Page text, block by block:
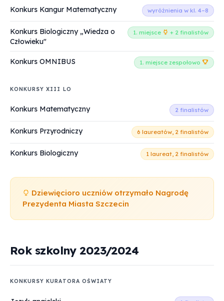
Konkurs Kangur Matematyczny wyróżnienia w kl. 4–8
Konkurs Biologiczny „Wiedza o
Człowieku"
1. miejsce + 2 finalistów
Konkurs OMNIBUS 1. miejsce zespołowo
KONKURSY XIII LO
Konkurs Matematyczny 2 finalistów
Konkurs Przyrodniczy 6 laureatów, 2 finalistów
Konkurs Biologiczny 1 laureat, 2 finalistów
Dziewięcioro uczniów otrzymało Nagrodę
Prezydenta Miasta Szczecin
Rok szkolny 2023/2024
KONKURSY KURATORA OŚWIATY